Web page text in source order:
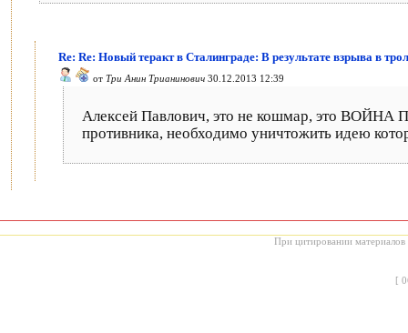
Re: Re: Новый теракт в Сталинграде: В результате взрыва в
от Три Анин Трианинович 30.12.2013 12:39
Алексей Павлович, это не кошмар, это ВОЙНА
противника, необходимо уничтожить идею
При цитировании материалов
[